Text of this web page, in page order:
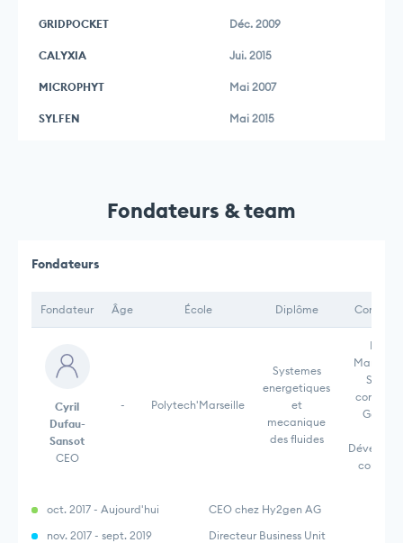
GRIDPOCKET Déc. 2009
CALYXIA Jui. 2015
MICROPHYT Mai 2007
SYLFEN Mai 2015
Fondateurs & team
Fondateurs
Fondateur Âge École Diplôme
Cyril
Dufau-
Sansot
CEO
- Polytech'Marseille
Systemes
energetiques
et
mecanique
des fluides
oct. 2017 - Aujourd'hui
CEO chez Hy2gen AG
nov. 2017 - sept. 2019
Directeur Business Unit